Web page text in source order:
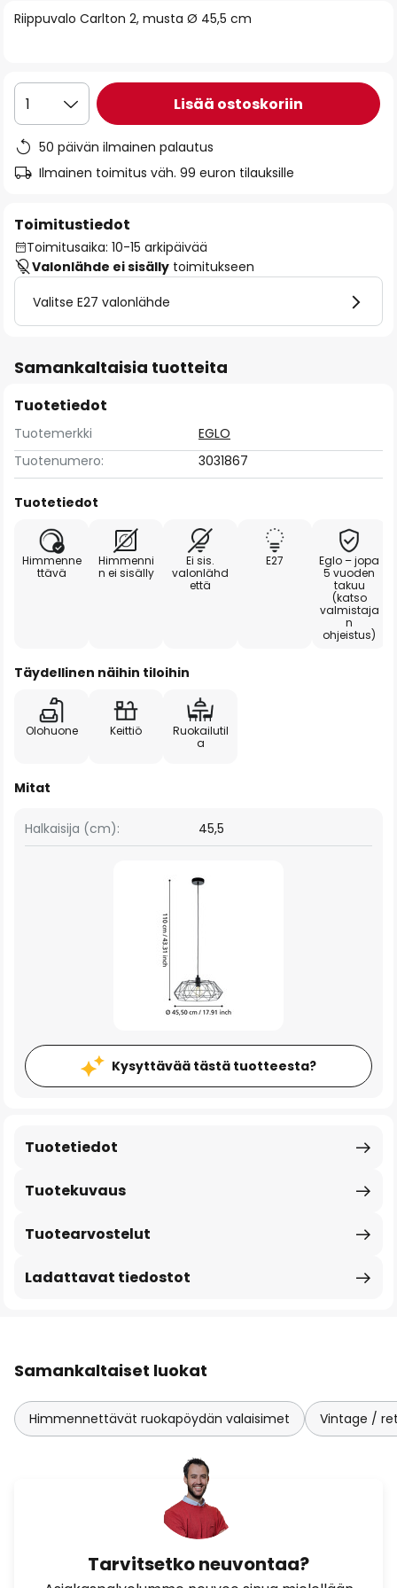
of
gallery
Riippuvalo Carlton 2, musta Ø 45,5 cm
1 Lisää ostoskoriin
50 päivän ilmainen palautus
Ilmainen toimitus väh. 99 euron tilauksille
Toimitustiedot
Toimitusaika: 10-15 arkipäivää
Valonlähde ei sisälly toimitukseen
Valitse E27 valonlähde
Samankaltaisia tuotteita
Tuotetiedot
Tuotemerkki
EGLO
Tuotenumero:
3031867
Tuotetiedot
Himmenne
ttävä
Himmenni
n ei sisälly
Ei sis.
valonlähd
että
E27
Eglo – jopa
5 vuoden
takuu
(katso
valmistaja
n
ohjeistus)
Täydellinen näihin tiloihin
Olohuone Keittiö
Ruokailutil
a
Mitat
Halkaisija (cm): 45,5
Kysyttävää tästä tuotteesta?
Tuotekuvaus
Tuotetiedot
Tuotearvostelut
Ladattavat tiedostot
Samankaltaiset luokat
Himmennettävät ruokapöydän valaisimet Vintage /
Tarvitsetko neuvontaa?